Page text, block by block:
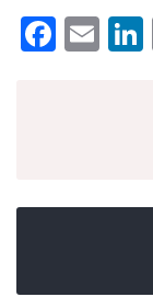
Fac
Em